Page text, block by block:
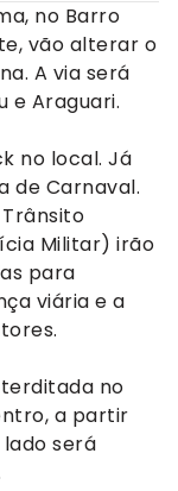
no Barro
vão alterar o
A via será
e Araguari.
no local. Já
de Carnaval.
Militar) irão
para
viária e a
no
a partir
será